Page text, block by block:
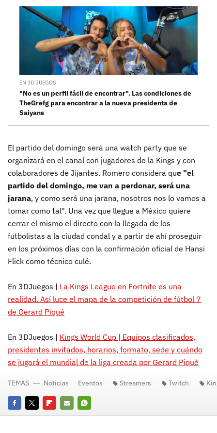
EN 3D JUEGOS
"No es un perfil fácil de encontrar". Las condiciones de
TheGrefg para encontrar a la nueva presidenta de
Saiyans
El partido del domingo será una watch party que se
organizará en el canal con jugadores de la Kings y con
colaboradores de Jijantes. Romero considera que "el
partido del domingo, me van a perdonar, será una
jarana, y como será una jarana, nosotros nos lo vamos a
tomar como tal". Una vez que llegue a México quiere
cerrar el mismo el directo con la llegada de los
futbolistas a la ciudad condal y a partir de ahí proseguir
en los próximos días con la confirmación oficial de Hansi
Flick como técnico culé.
En 3DJuegos | La Kings League en Fortnite es una
realidad. Así luce el mapa de la competición de fútbol 7
de Gerard Piqué
En 3DJuegos | Kings World Cup | Equipos clasificados,
presidentes invitados, horarios, formato, sede y cuándo
se jugará el mundial de la liga creada por Gerard Piqué
FacebookTwitterFlipboard
E-
Whatsapp
TEMAS Noticias Eventos Streamers Twitch